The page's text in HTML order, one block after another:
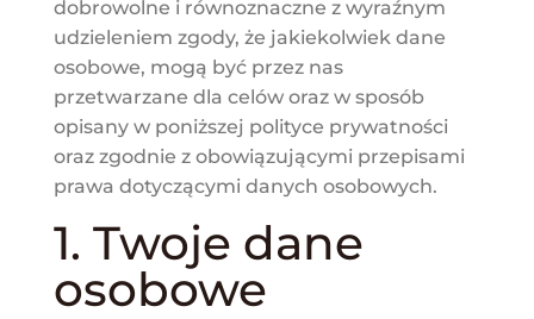
dobrowolne i równoznaczne z wyraźnym
udzieleniem zgody, że jakiekolwiek dane
osobowe, mogą być przez nas
przetwarzane dla celów oraz w sposób
opisany w poniższej polityce prywatności
oraz zgodnie z obowiązującymi przepisami
prawa dotyczącymi danych osobowych.
1. Twoje dane
osobowe